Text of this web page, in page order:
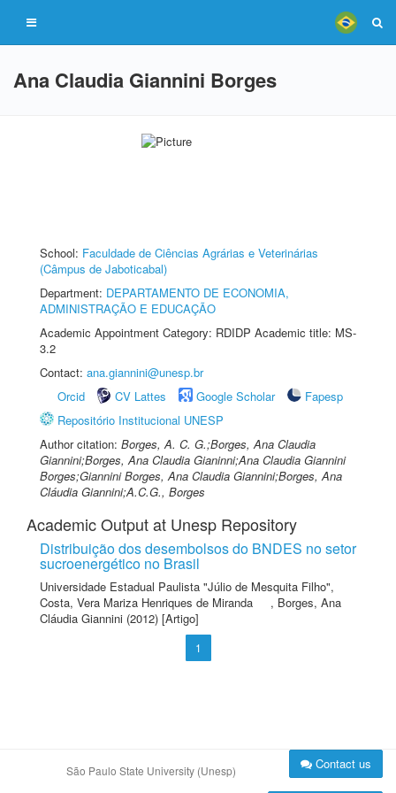
Ana Claudia Giannini Borges
School: Faculdade de Ciências Agrárias e Veterinárias
(Câmpus de Jaboticabal)
Department: DEPARTAMENTO DE ECONOMIA,
ADMINISTRAÇÃO E EDUCAÇÃO
Academic Appointment Category: RDIDP Academic title: MS-
3.2
Contact: ana.giannini@unesp.br
Orcid
CV Lattes Google Scholar
Fapesp
Repositório Institucional UNESP
Author citation: Borges, A. C. G.;Borges, Ana Claudia
Giannini;Borges, Ana Claudia Gianinni;Ana Claudia Giannini
Borges;Giannini Borges, Ana Claudia Giannini;Borges, Ana
Cláudia Giannini;A.C.G., Borges
Academic Output at Unesp Repository
Distribuição dos desembolsos do BNDES no setor
sucroenergético no Brasil
Universidade Estadual Paulista "Júlio de Mesquita Filho",
Costa, Vera Mariza Henriques de Miranda
, Borges, Ana
Cláudia Giannini (2012) [Artigo]
1
São Paulo State University (Unesp) Contact us